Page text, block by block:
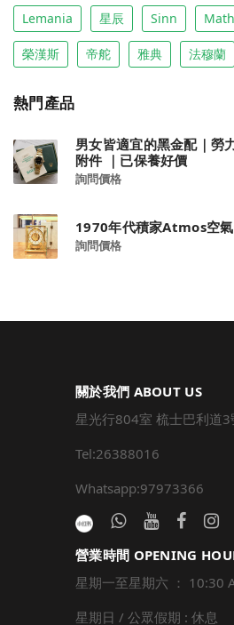
Lemania 星辰 Sinn
榮漢斯 帝舵 雅典 法穆蘭
熱門產品
男女皆適宜的黑金配｜
附件 ｜已保養好價
詢問價格
1970年代積家Atmos空
詢問價格
關於我們 ABOUT US
星光行804室 梳士巴利道3
Tel:26388016
Whatsapp:97973366
營業時間 OPENING
星期一至星期六 ： 10:30
星期日 / 公眾假期 : 休息